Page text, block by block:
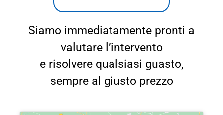
Siamo immediatamente pronti a
valutare l’intervento
e risolvere qualsiasi guasto,
sempre al giusto prezzo